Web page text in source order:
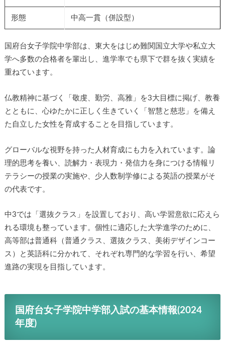
形態 中高一貫（併設型）
国府台女子学院中学部は、東大をはじめ難関国立大学や私立大
学へ多数の合格者を輩出し、進学率でも県下で群を抜く実績を
重ねています。
仏教精神に基づく「敬虔、勤労、高雅」を3大目標に掲げ、教養
とともに、心ゆたかに正しく生きていく「智慧と慈悲」を備え
た自立した女性を育成することを目指しています。
グローバルな視野を持った人材育成にも力を入れています。論
理的思考を養い、読解力・表現力・発信力を身につける情報リ
テラシーの授業の実施や、少人数制学修による英語の授業がそ
の代表です。
中3では「選抜クラス」を設置しており、高い学習意欲に応えら
れる環境も整っています。個性に適応した大学進学のために、
高等部は普通科（普通クラス、選抜クラス、美術デザインコー
ス）と英語科に分かれて、それぞれ専門的な学習を行い、希望
進路の実現を目指しています。
国府台女子学院中学部入試の基本情報(2024
年度)